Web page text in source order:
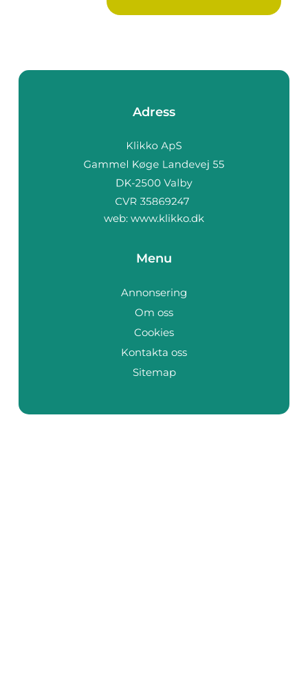
Adress
web: www.klikko.dk
Menu
Annonsering
Om oss
Cookies
Kontakta oss
Sitemap